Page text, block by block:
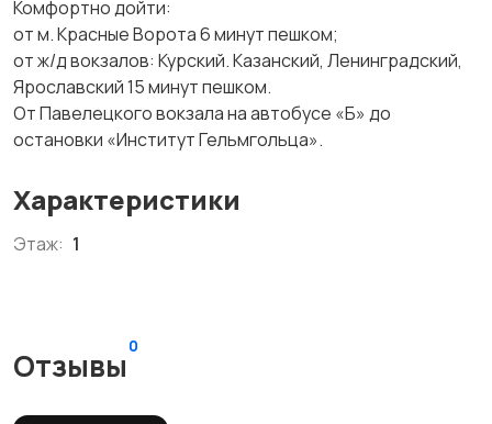
Комфортно дойти:
от м. Красные Ворота 6 минут пешком;
от ж/д вокзалов: Курский. Казанский, Ленинградский,
Ярославский 15 минут пешком.
От Павелецкого вокзала на автобусе «Б» до
остановки «Институт Гельмгольца».
Характеристики
Этаж: 1
Отзывы
0